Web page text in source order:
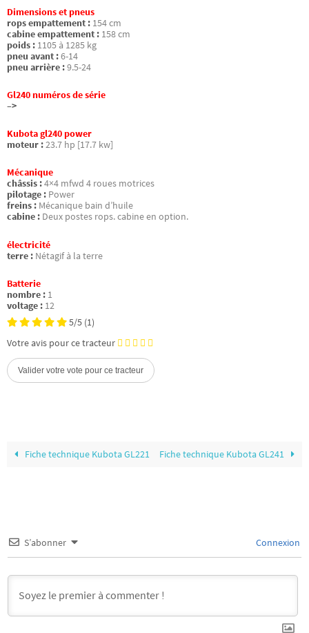
Dimensions et pneus
rops empattement : 154 cm
cabine empattement : 158 cm
poids : 1105 à 1285 kg
pneu avant :6-14
pneu arrière :9.5-24
Gl240 numéros de série
–>
Kubota gl240 power
moteur :23.7 hp [17.7 kw]
Mécanique
châssis :4×4 mfwd 4 roues motrices
pilotage : Power
freins : Mécanique bain d’huile
cabine : Deux postes rops. cabine en option.
électricité
terre : Nétagif à la terre
Batterie
nombre : 1
voltage : 12
5/5 (1)
Votre avis pour ce tracteur
Fiche technique Kubota GL221 Fiche technique Kubota GL241
S’abonner Connexion